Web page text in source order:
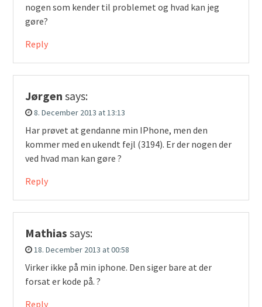
nogen som kender til problemet og hvad kan jeg
gøre?
Reply
Jørgen says:
8. December 2013 at 13:13
Har prøvet at gendanne min IPhone, men den
kommer med en ukendt fejl (3194). Er der nogen der
ved hvad man kan gøre ?
Reply
Mathias says:
18. December 2013 at 00:58
Virker ikke på min iphone. Den siger bare at der
forsat er kode på. ?
Reply